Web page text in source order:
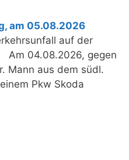
am 05.08.2026
auf der
Am 04.08.2026, gegen
Mann aus dem südl.
Pkw Skoda